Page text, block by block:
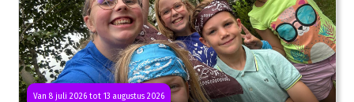
Van 8 juli 2026 tot 13 augustus 2026